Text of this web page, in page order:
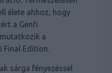
élete ahhoz, hogy
a Genfi
a
Final Edition.
sárga fényezéssel